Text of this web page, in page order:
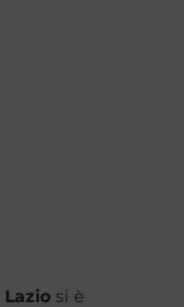
Lazio si è